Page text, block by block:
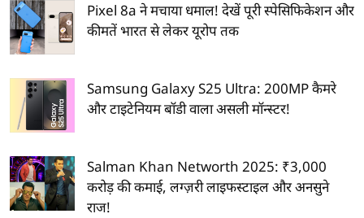
Pixel 8a ने मचाया धमाल! देखें पूरी स्पेसिफिकेशन और
कीमतें भारत से लेकर यूरोप तक
Samsung Galaxy S25 Ultra: 200MP कैमरे
और टाइटेनियम बॉडी वाला असली मॉन्स्टर!
Salman Khan Networth 2025: ₹3,000
करोड़ की कमाई, लग्ज़री लाइफस्टाइल और अनसुने
राज!